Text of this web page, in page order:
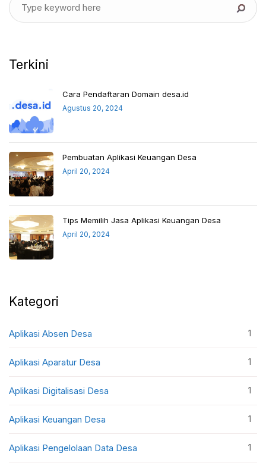
Terkini
Cara Pendaftaran Domain desa.id
Agustus 20, 2024
Pembuatan Aplikasi Keuangan Desa
April 20, 2024
Tips Memilih Jasa Aplikasi Keuangan Desa
April 20, 2024
Kategori
Aplikasi Absen Desa 1
Aplikasi Aparatur Desa 1
Aplikasi Digitalisasi Desa 1
Aplikasi Keuangan Desa 1
Aplikasi Pengelolaan Data Desa 1